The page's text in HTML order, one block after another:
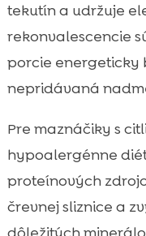
tekutín a udržuje
rekonvalescencie
porcie energeticky
nepridávaná
Pre maznáčiky s
hypoalergénne
proteínových
črevnej sliznice a